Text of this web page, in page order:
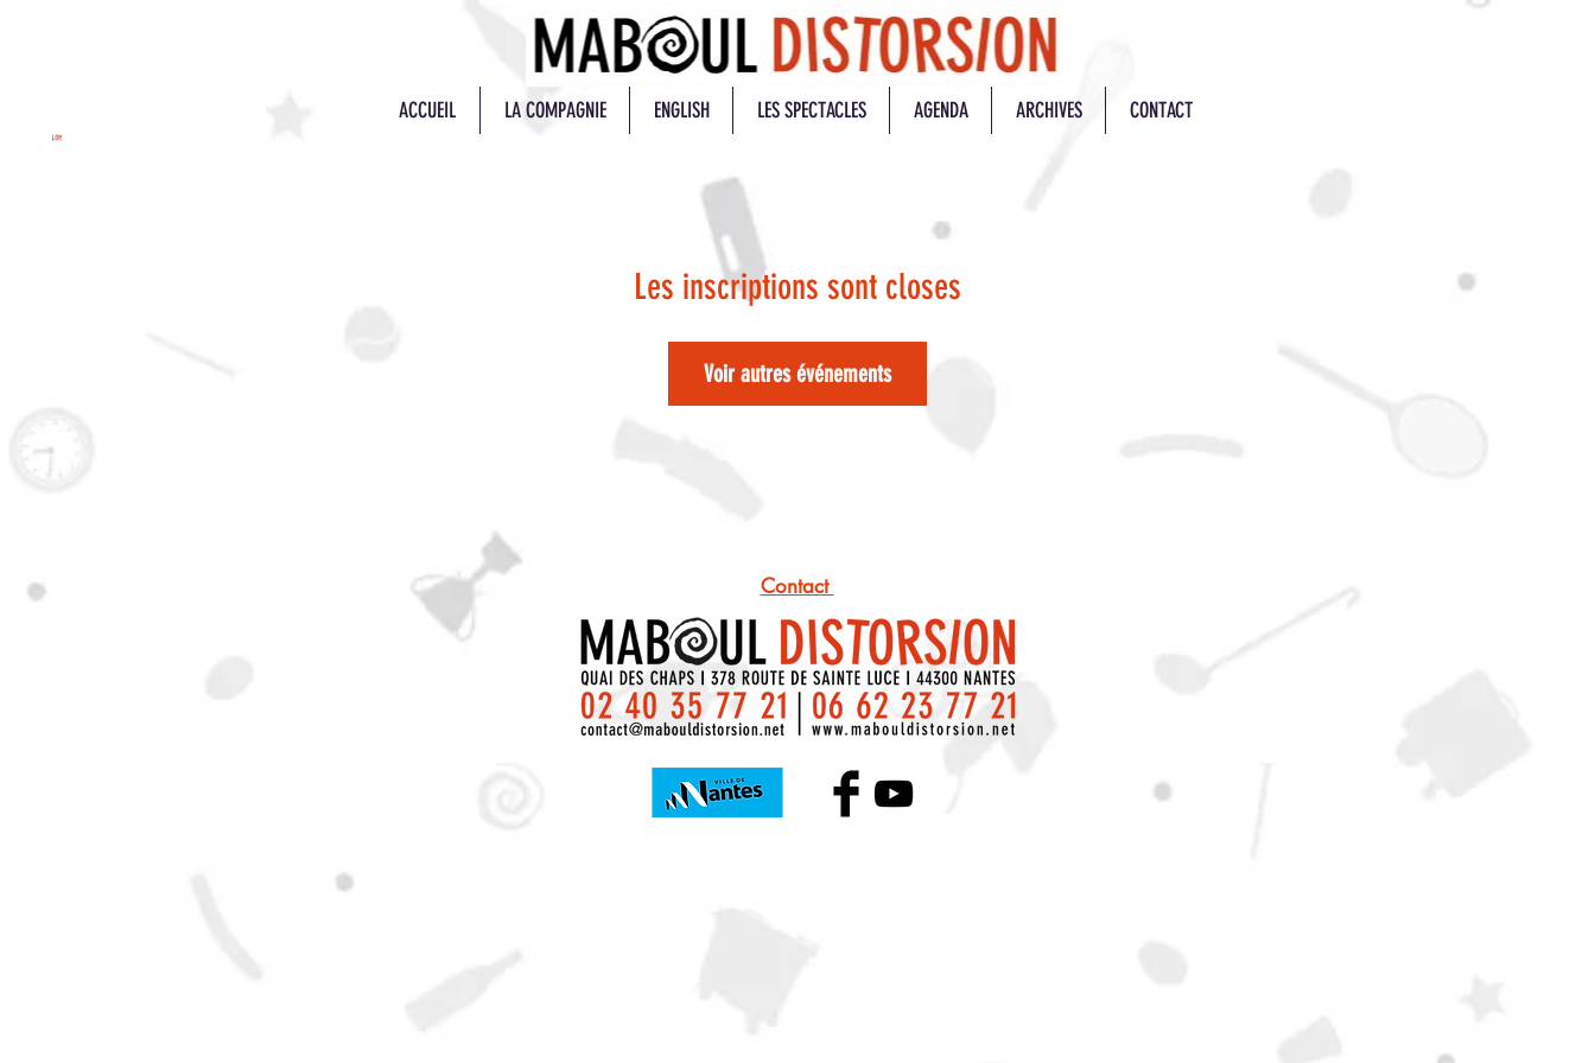
ACCUEIL LA COMPAGNIE ENGLISH LES SPECTACLES AGENDA ARCHIVES CONTACT
Les inscriptions sont closes
Voir autres événements
Contact